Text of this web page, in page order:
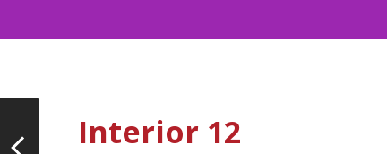
Interior 12